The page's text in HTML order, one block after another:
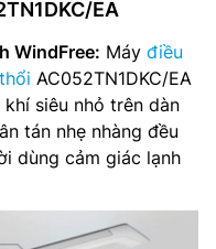
EA
WindFree: Máy điều
AC052TN1DKC/EA
siêu nhỏ trên dàn
tán nhẹ nhàng đều
dùng cảm giác lạnh